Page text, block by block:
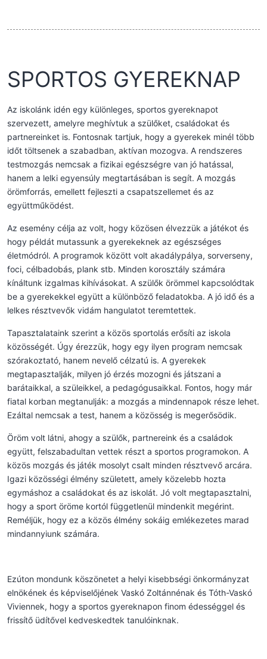
SPORTOS GYEREKNAP
Az iskolánk idén egy különleges, sportos gyereknapot
szervezett, amelyre meghívtuk a szülőket, családokat és
partnereinket is. Fontosnak tartjuk, hogy a gyerekek minél több
időt töltsenek a szabadban, aktívan mozogva. A rendszeres
testmozgás nemcsak a fizikai egészségre van jó hatással,
hanem a lelki egyensúly megtartásában is segít. A mozgás
örömforrás, emellett fejleszti a csapatszellemet és az
együttműködést.
Az esemény célja az volt, hogy közösen élvezzük a játékot és
hogy példát mutassunk a gyerekeknek az egészséges
életmódról. A programok között volt akadálypálya, sorverseny,
foci, célbadobás, plank stb. Minden korosztály számára
kínáltunk izgalmas kihívásokat. A szülők örömmel kapcsolódtak
be a gyerekekkel együtt a különböző feladatokba. A jó idő és a
lelkes résztvevők vidám hangulatot teremtettek.
Tapasztalataink szerint a közös sportolás erősíti az iskola
közösségét. Úgy érezzük, hogy egy ilyen program nemcsak
szórakoztató, hanem nevelő célzatú is. A gyerekek
megtapasztalják, milyen jó érzés mozogni és játszani a
barátaikkal, a szüleikkel, a pedagógusaikkal. Fontos, hogy már
fiatal korban megtanulják: a mozgás a mindennapok része lehet.
Ezáltal nemcsak a test, hanem a közösség is megerősödik.
Öröm volt látni, ahogy a szülők, partnereink és a családok
együtt, felszabadultan vettek részt a sportos programokon. A
közös mozgás és játék mosolyt csalt minden résztvevő arcára.
Igazi közösségi élmény született, amely közelebb hozta
egymáshoz a családokat és az iskolát. Jó volt megtapasztalni,
hogy a sport öröme kortól függetlenül mindenkit megérint.
Reméljük, hogy ez a közös élmény sokáig emlékezetes marad
mindannyiunk számára.
Ezúton mondunk köszönetet a helyi kisebbségi önkormányzat
elnökének és képviselőjének Vaskó Zoltánnénak és Tóth-Vaskó
Viviennek, hogy a sportos gyereknapon finom édességgel és
frissítő üdítővel kedveskedtek tanulóinknak.